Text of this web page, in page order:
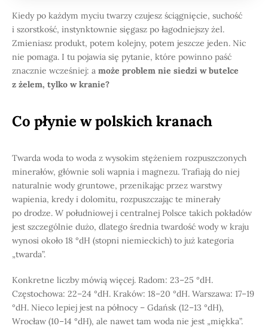
Kiedy po każdym myciu twarzy czujesz ściągnięcie, suchość
i szorstkość, instynktownie sięgasz po łagodniejszy żel.
Zmieniasz produkt, potem kolejny, potem jeszcze jeden. Nic
nie pomaga. I tu pojawia się pytanie, które powinno paść
znacznie wcześniej: a może problem nie siedzi w butelce
z żelem, tylko w kranie?
Co płynie w polskich kranach
Twarda woda to woda z wysokim stężeniem rozpuszczonych
minerałów, głównie soli wapnia i magnezu. Trafiają do niej
naturalnie wody gruntowe, przenikając przez warstwy
wapienia, kredy i dolomitu, rozpuszczając te minerały
po drodze. W południowej i centralnej Polsce takich pokładów
jest szczególnie dużo, dlatego średnia twardość wody w kraju
wynosi około 18 °dH (stopni niemieckich) to już kategoria
„twarda”.
Konkretne liczby mówią więcej. Radom: 23–25 °dH.
Częstochowa: 22–24 °dH. Kraków: 18–20 °dH. Warszawa: 17–19
°dH. Nieco lepiej jest na północy – Gdańsk (12–13 °dH),
Wrocław (10–14 °dH), ale nawet tam woda nie jest „miękka”.